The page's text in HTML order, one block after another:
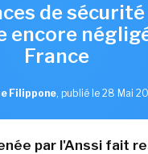
de
encore
France
Filippone, publié le 28 Mai
par l'Anssi fait